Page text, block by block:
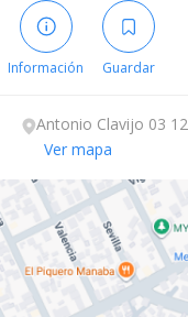
Información Guardar
Antonio Clavijo 03
Ver mapa